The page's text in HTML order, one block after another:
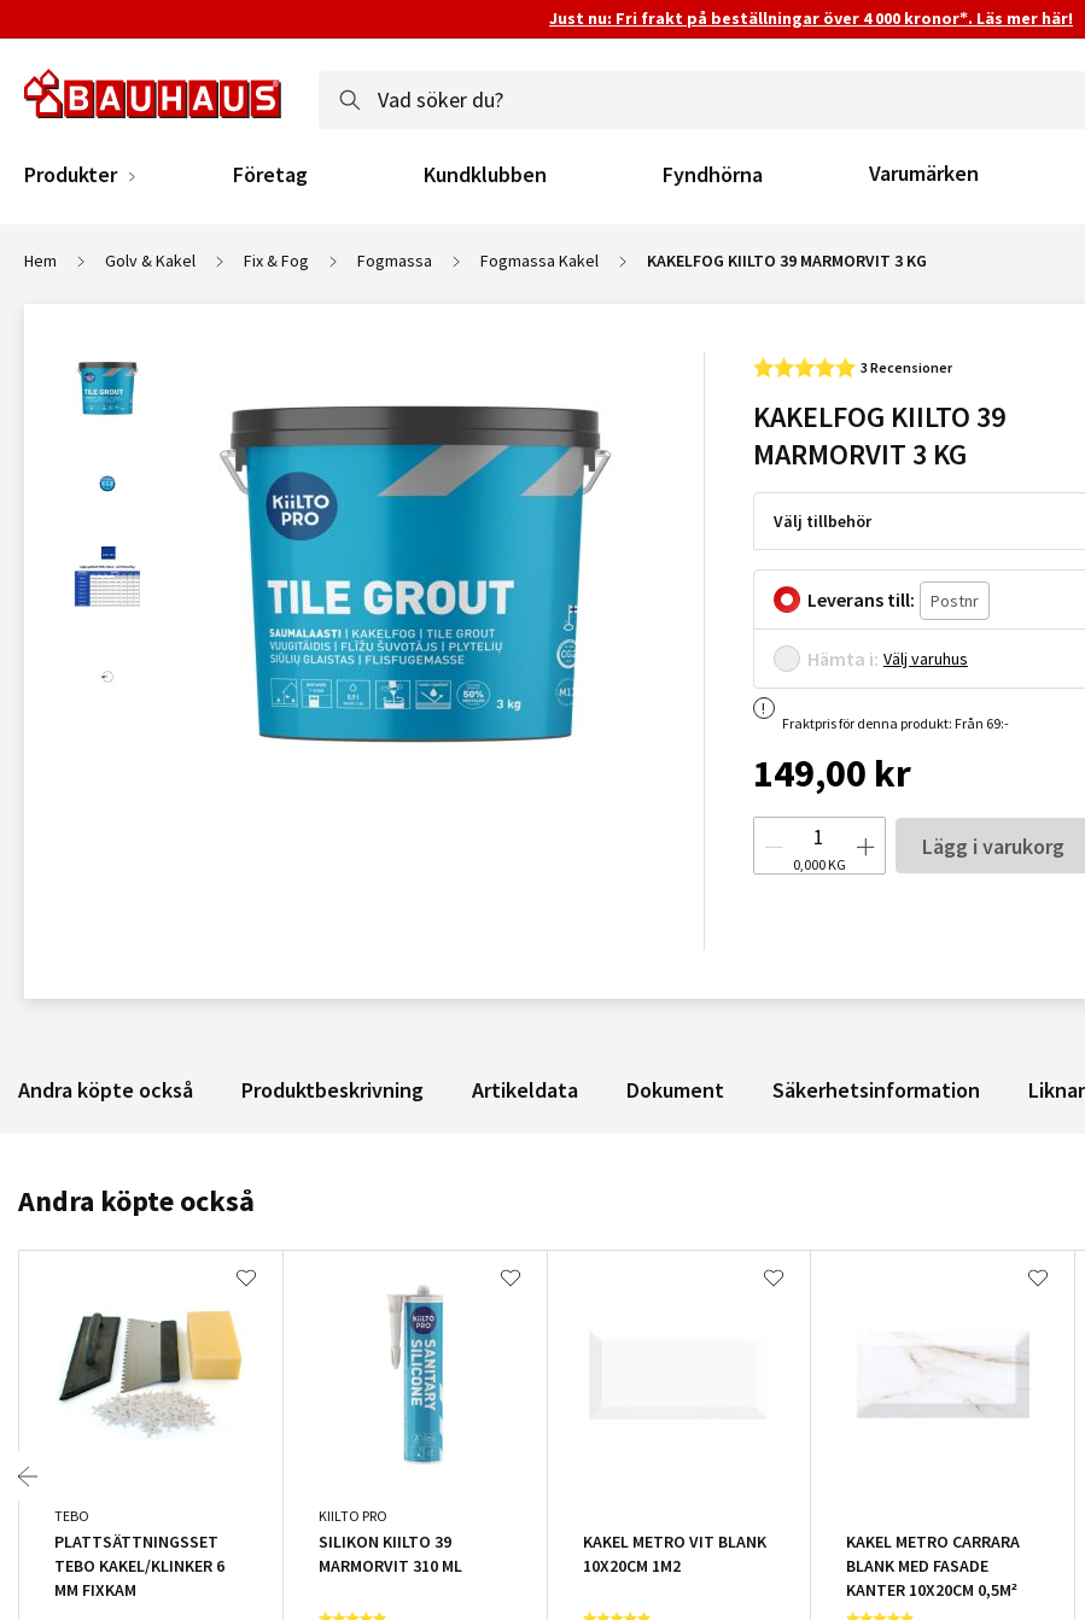
Just nu: Fri frakt på beställningar över 4 000 kronor*. Läs mer här!
Produkter Företag Kundklubben Fyndhörna Varumärken
Hem Golv & Kakel Fix & Fog Fogmassa Fogmassa Kakel KAKELFOG KIILTO 39 MARMORVIT 3 KG
3 Recensioner
KAKELFOG KIILTO 39
MARMORVIT 3 KG
Välj tillbehör
Leverans till:
Hämta i: Välj varuhus
Fraktpris för denna produkt: Från 69:-
149,00 kr
0,000KG
Lägg i varukorg
Andra köpte också Produktbeskrivning Artikeldata Dokument Säkerhetsinformation
Andra köpte också
TEBO
PLATTSÄTTNINGSSET
TEBO KAKEL/KLINKER 6
MM FIXKAM
KIILTO PRO
SILIKON KIILTO 39
MARMORVIT 310 ML
KAKEL METRO VIT BLANK
10X20CM 1M2
KAKEL METRO CARRARA
BLANK MED FASADE
KANTER 10X20CM 0,5M²